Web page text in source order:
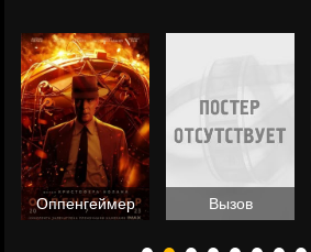
Оппенгеймер Вызов